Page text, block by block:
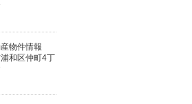
産物件情報
和区仲町4丁